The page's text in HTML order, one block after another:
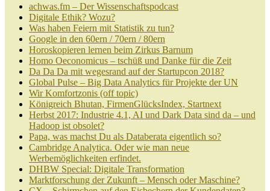
achwas.fm – Der Wissenschaftspodcast
Digitale Ethik? Wozu?
Was haben Feiern mit Statistik zu tun?
Google in den 60ern / 70ern / 80ern
Horoskopieren lernen beim Zirkus Barnum
Homo Oeconomicus – tschüß und Danke für die Zeit
Da Da Da mit wegesrand auf der Startupcon 2018?
Global Pulse – Big Data Analytics für Projekte der UN
Wir Komfortzonis (off topic)
Königreich Bhutan, FirmenGlücksIndex, Startnext
Herbst 2017: Industrie 4.1, AI und Dark Data sind da – und
Hadoop ist obsolet?
Papa, was machst Du als Databerata eigentlich so?
Cambridge Analytica. Oder wie man neue
Werbemöglichkeiten erfindet.
DHBW Special: Digitale Transformation
Marktforschung der Zukunft – Mensch oder Maschine?